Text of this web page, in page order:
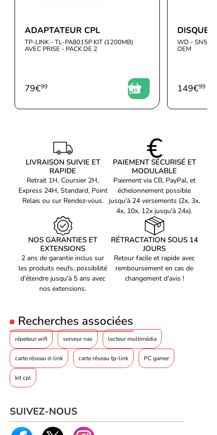
données maximum
Distance de fonctionnement
(LAN)
Qualité de service (QoS)
Technologie de câblage
Ethernet sur fibre
10GBASE-LR, 10GBASE-SR
DESIGN
Interne
Oui
FCC A, UL, CE, VCCI, BSMI, CTICK, KCC
Couleur du produit
Noir, Vert, Acier inoxydable
CONFIGURATION MINIMALE DU SYSTÈME
Systèmes d'exploitation
compatibles
https://www.intel.com/content/www/us/en/
and-i-o/ethernet-products.html
fonctionnement (H-H)
Température hors
-40 - 70
Température d'opération 0 - 55
POIDS ET DIMENSIONS
Profondeur
INFORMATIONS SUR L'EMBALLAGE
ADAPTATEUR CPL
TP-LINK - TL-PA8015P KIT (1200MB)
AVEC PRISE - PACK DE 2
79€99
DISQUE
WD -
OEM
149€99
LIVRAISON SUIVIE ET
RAPIDE
Retrait 1H, Coursier 2H,
Express 24H, Standard, Point
Relais ou sur Rendez-vous.
PAIEMENT SÉCURISÉ ET
MODULABLE
Paiement via CB, PayPal, et
échelonnement possible
jusqu'à 24 versements (2x, 3x,
4x, 10x, 12x jusqu'à 24x).
NOS GARANTIES ET
EXTENSIONS
2 ans de garantie inclus sur
les produits neufs, possibilité
d'étendre jusqu'à 5 ans avec
nos extensions.
RÉTRACTATION SOUS 14
JOURS
Retour facile et rapide avec
remboursement en cas de
changement d'avis !
Recherches associées
répeteur wifi serveur nas lecteur multimédia
carte réseau d-link carte réseau tp-link PC gamer
kit cpl
SUIVEZ-NOUS